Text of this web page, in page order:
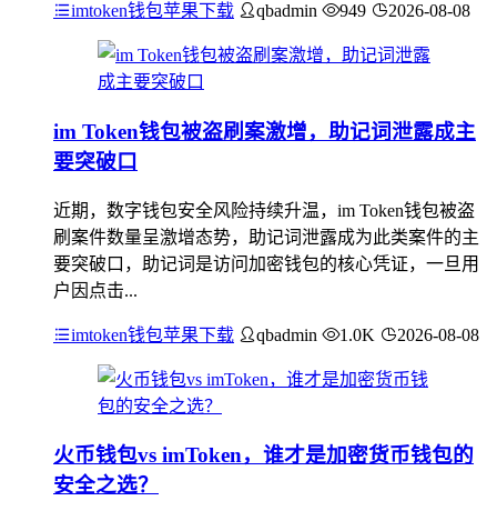
imtoken钱包苹果下载 qbadmin 949 2026-08-08
im Token钱包被盗刷案激增，助记词泄露成主
要突破口
近期，数字钱包安全风险持续升温，im Token钱包被盗
刷案件数量呈激增态势，助记词泄露成为此类案件的主
要突破口，助记词是访问加密钱包的核心凭证，一旦用
户因点击...
imtoken钱包苹果下载 qbadmin 1.0K 2026-08-08
火币钱包vs imToken，谁才是加密货币钱包的
安全之选？